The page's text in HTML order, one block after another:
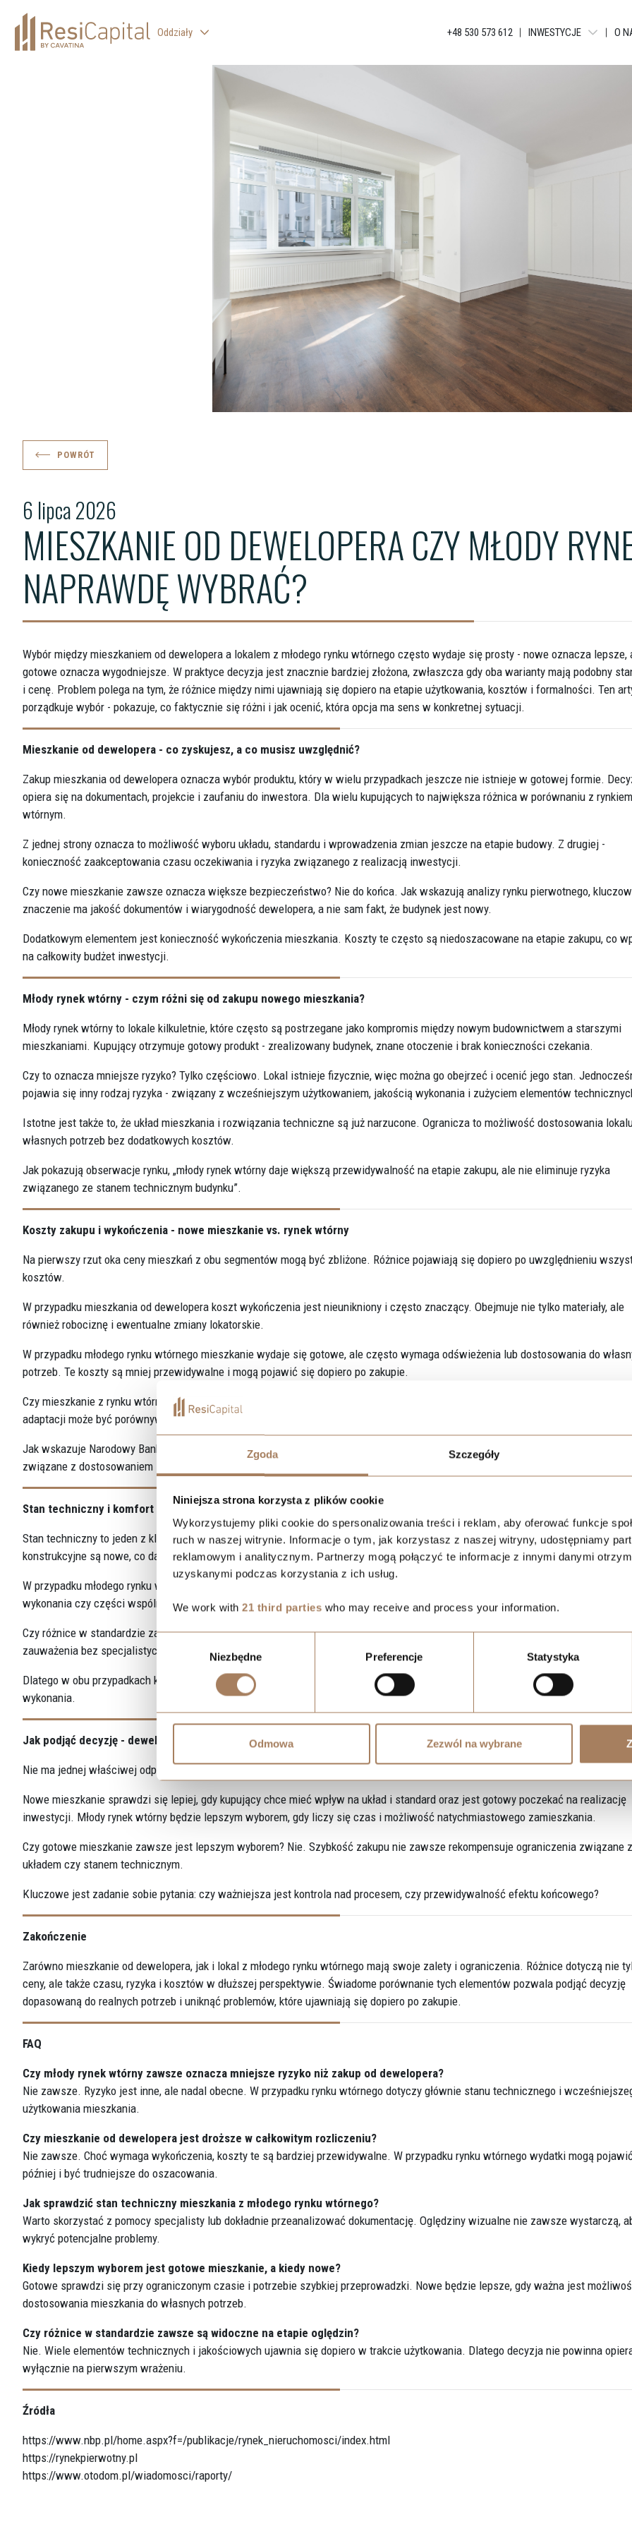
Zgoda Szczegóły
Niniejsza strona korzysta z plików cookie
Wykorzystujemy pliki cookie do spersonalizowania treści i reklam, aby oferować funkcje
ruch w naszej witrynie. Informacje o tym, jak korzystasz z naszej witryny, udostępniamy
reklamowym i analitycznym. Partnerzy mogą połączyć te informacje z innymi danymi
uzyskanymi podczas korzystania z ich usług.
We work with 21 third parties who may receive and process your information.
Wybór
zgody
Niezbędne Preferencje Statystyka
Odmowa Zezwól na wybrane
Oddziały +48 530 573 612 INWESTYCJE
KATOWICE -
ŁÓDŹ - TUWIMA
ŁÓDŹ - TUWIMA
ŁÓDŹ - WIMA A
ŁÓDŹ - WIMA
WROCŁAW - QUORUM
O
MIESZKANIE OD DEWELOPERA CZY MŁODY
NAPRAWDĘ WYBRAĆ?
6 lipca 2026
POWRÓT
Wybór między mieszkaniem od dewelopera a lokalem z młodego rynku wtórnego często wydaje się prosty - nowe oznacza lepsze,
gotowe oznacza wygodniejsze. W praktyce decyzja jest znacznie bardziej złożona, zwłaszcza gdy oba warianty mają podobny
i cenę. Problem polega na tym, że różnice między nimi ujawniają się dopiero na etapie użytkowania, kosztów i formalności. Ten
porządkuje wybór - pokazuje, co faktycznie się różni i jak ocenić, która opcja ma sens w konkretnej sytuacji.
Mieszkanie od dewelopera - co zyskujesz, a co musisz uwzględnić?
Zakup mieszkania od dewelopera oznacza wybór produktu, który w wielu przypadkach jeszcze nie istnieje w gotowej formie.
opiera się na dokumentach, projekcie i zaufaniu do inwestora. Dla wielu kupujących to największa różnica w porównaniu z rynkiem
wtórnym.
Z jednej strony oznacza to możliwość wyboru układu, standardu i wprowadzenia zmian jeszcze na etapie budowy. Z drugiej -
konieczność zaakceptowania czasu oczekiwania i ryzyka związanego z realizacją inwestycji.
Czy nowe mieszkanie zawsze oznacza większe bezpieczeństwo? Nie do końca. Jak wskazują analizy rynku pierwotnego,
znaczenie ma jakość dokumentów i wiarygodność dewelopera, a nie sam fakt, że budynek jest nowy.
Dodatkowym elementem jest konieczność wykończenia mieszkania. Koszty te często są niedoszacowane na etapie zakupu, co
na całkowity budżet inwestycji.
Młody rynek wtórny - czym różni się od zakupu nowego mieszkania?
Młody rynek wtórny to lokale kilkuletnie, które często są postrzegane jako kompromis między nowym budownictwem a starszymi
mieszkaniami. Kupujący otrzymuje gotowy produkt - zrealizowany budynek, znane otoczenie i brak konieczności czekania.
Czy to oznacza mniejsze ryzyko? Tylko częściowo. Lokal istnieje fizycznie, więc można go obejrzeć i ocenić jego stan.
pojawia się inny rodzaj ryzyka - związany z wcześniejszym użytkowaniem, jakością wykonania i zużyciem elementów
Istotne jest także to, że układ mieszkania i rozwiązania techniczne są już narzucone. Ogranicza to możliwość dostosowania
własnych potrzeb bez dodatkowych kosztów.
Jak pokazują obserwacje rynku, „młody rynek wtórny daje większą przewidywalność na etapie zakupu, ale nie eliminuje ryzyka
związanego ze stanem technicznym budynku”.
Koszty zakupu i wykończenia - nowe mieszkanie vs. rynek wtórny
Na pierwszy rzut oka ceny mieszkań z obu segmentów mogą być zbliżone. Różnice pojawiają się dopiero po uwzględnieniu
kosztów.
W przypadku mieszkania od dewelopera koszt wykończenia jest nieunikniony i często znaczący. Obejmuje nie tylko materiały, ale
również robociznę i ewentualne zmiany lokatorskie.
W przypadku młodego rynku wtórnego mieszkanie wydaje się gotowe, ale często wymaga odświeżenia lub dostosowania do
potrzeb. Te koszty są mniej przewidywalne i mogą pojawić się dopiero po zakupie.
Czy mieszkanie z rynku wtórnego zawsze jest tańsze w całkowitym rozliczeniu? Nie. W wielu przypadkach suma kosztów zakupu i
adaptacji może być porównywalna z kosztem nowego mieszkania.
Jak wskazuje Narodowy Bank Polski, całkowity koszt zakupu nieruchomości powinien obejmować nie tylko cenę, ale także wydatki
związane z dostosowaniem lokalu do użytkowania.
Stan techniczny i komfort użytkowania mieszkania
Stan techniczny to jeden z kluczowych elementów różnicujących oba rozwiązania. W nowym budynku instalacje i elementy
konstrukcyjne są nowe, co daje większą przewidywalność w pierwszych latach użytkowania.
W przypadku młodego rynku wtórnego część problemów może ujawnić się dopiero po kilku latach. Dotyczy to
wykonania czy części wspólnych.
Czy różnice w standardzie zawsze są widoczne na etapie oględzin? Nie. Wiele problemów technicznych nie jest możliwych do
zauważenia bez specjalistycznej wiedzy lub dokładnej analizy.
Dlatego w obu przypadkach kluczowe jest podejście analityczne - sprawdzenie dokumentów, stanu technicznego oraz jakości
wykonania.
Jak podjąć decyzję - deweloper czy młody rynek wtórny?
Nie ma jednej właściwej odpowiedzi. Decyzja zależy od indywidualnych potrzeb, czasu i gotowości do ponoszenia ryzyka.
Nowe mieszkanie sprawdzi się lepiej, gdy kupujący chce mieć wpływ na układ i standard oraz jest gotowy poczekać na realizację
inwestycji. Młody rynek wtórny będzie lepszym wyborem, gdy liczy się czas i możliwość natychmiastowego zamieszkania.
Czy gotowe mieszkanie zawsze jest lepszym wyborem? Nie. Szybkość zakupu nie zawsze rekompensuje ograniczenia związane z
układem czy stanem technicznym.
Kluczowe jest zadanie sobie pytania: czy ważniejsza jest kontrola nad procesem, czy przewidywalność efektu końcowego?
Zakończenie
Zarówno mieszkanie od dewelopera, jak i lokal z młodego rynku wtórnego mają swoje zalety i ograniczenia. Różnice dotyczą nie
ceny, ale także czasu, ryzyka i kosztów w dłuższej perspektywie. Świadome porównanie tych elementów pozwala podjąć decyzję
dopasowaną do realnych potrzeb i uniknąć problemów, które ujawniają się dopiero po zakupie.
FAQ
Czy młody rynek wtórny zawsze oznacza mniejsze ryzyko niż zakup od dewelopera?
Nie zawsze. Ryzyko jest inne, ale nadal obecne. W przypadku rynku wtórnego dotyczy głównie stanu technicznego i
użytkowania mieszkania.
Czy mieszkanie od dewelopera jest droższe w całkowitym rozliczeniu?
Nie zawsze. Choć wymaga wykończenia, koszty te są bardziej przewidywalne. W przypadku rynku wtórnego wydatki mogą
później i być trudniejsze do oszacowania.
Jak sprawdzić stan techniczny mieszkania z młodego rynku wtórnego?
Warto skorzystać z pomocy specjalisty lub dokładnie przeanalizować dokumentację. Oględziny wizualne nie zawsze wystarczą,
wykryć potencjalne problemy.
Kiedy lepszym wyborem jest gotowe mieszkanie, a kiedy nowe?
Gotowe sprawdzi się przy ograniczonym czasie i potrzebie szybkiej przeprowadzki. Nowe będzie lepsze, gdy ważna jest
dostosowania mieszkania do własnych potrzeb.
Czy różnice w standardzie zawsze są widoczne na etapie oględzin?
Nie. Wiele elementów technicznych i jakościowych ujawnia się dopiero w trakcie użytkowania. Dlatego decyzja nie powinna
wyłącznie na pierwszym wrażeniu.
Źródła
https://www.nbp.pl/home.aspx?f=/publikacje/rynek_nieruchomosci/index.html
https://rynekpierwotny.pl
https://www.otodom.pl/wiadomosci/raporty/